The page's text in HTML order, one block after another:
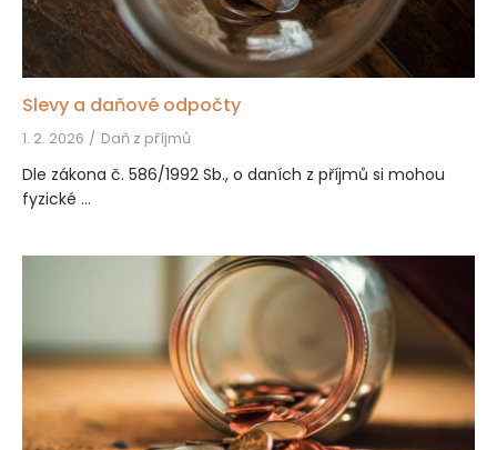
Slevy a daňové odpočty
1. 2. 2026 Daň z příjmů
Dle zákona č. 586/1992 Sb., o daních z příjmů si mohou
fyzické ...